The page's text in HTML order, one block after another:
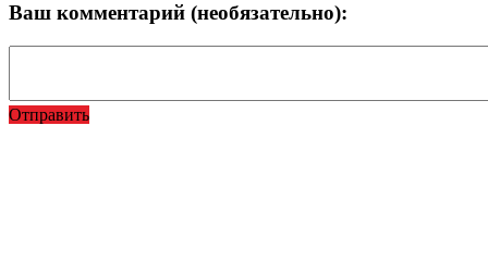
Ваш комментарий (необязательно):
Отправить